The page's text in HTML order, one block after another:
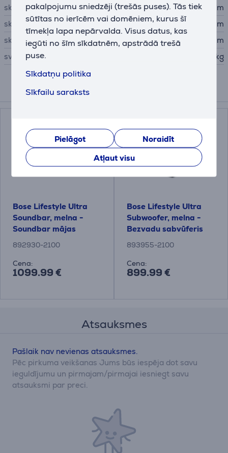
pakalpojumu sniedzēji (trešās puses). Tās tiek
sūtītas no ierīcēm vai domēniem, kurus šī
tīmekļa lapa nepārvalda. Visus datus, kas
iegūti no šīm sīkdatnēm, apstrādā trešā
puse.
Sīkdatņu politika
Sīkfailu saraksts
Pielāgot
Noraidīt
Atļaut visu
skaļruņa augstums
23,8 cm
skaļruņa platums
25,7 cm
skaļruņa dziļums
25,7 cm
svars
5 kg
Līdzīgas preces
Bose Lifestyle Ultra
Soundbar, melna -
Soundbar mājas
kinozāle
892930-2100
Cena:
1099.99 €
Bose Lifestyle Ultra
Subwoofer, melna -
Bezvadu sabvūferis
893955-2100
Cena:
899.99 €
Atsauksmes
Pašlaik nav nevienas atsauksmes.
Pēc pirkuma veikšanas Jums būs iespēja dot savu
ieguldījumu un pirmajam/pirmajai iesniegt savu
atsauksmi par preci.